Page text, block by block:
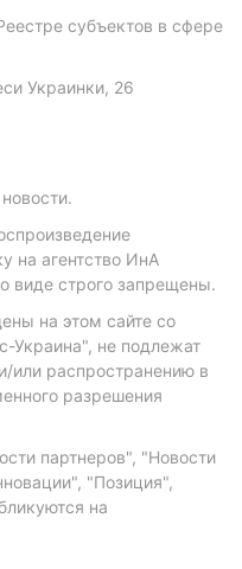
субъектов в сфере
Украинки, 26
на агентство ИнА
виде строго запрещены.
на этом сайте со
Украина", не подлежат
или распространению в
разрешения
партнеров", "Новости
"Позиция",
на